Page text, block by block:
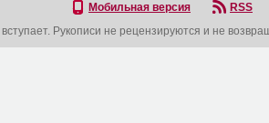
Мобильная версия
RSS
вступает. Рукописи не рецензируются и не